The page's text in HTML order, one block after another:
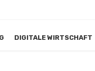
DIGITALE WIRTSCHAFT